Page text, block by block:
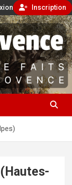
Inscription